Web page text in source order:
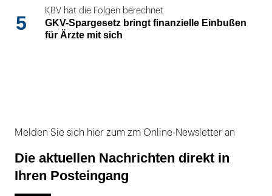
5
KBV hat die Folgen berechnet
GKV-Spargesetz bringt finanzielle Einbußen
für Ärzte mit sich
Melden Sie sich hier zum zm Online-Newsletter an
Die aktuellen Nachrichten direkt in
Ihren Posteingang